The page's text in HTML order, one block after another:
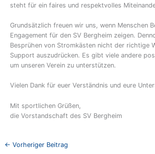
steht für ein faires und respektvolles
Grundsätzlich freuen wir uns, wenn Menschen
Engagement für den SV Bergheim zeigen.
Besprühen von Stromkästen nicht der richtige
Support auszudrücken. Es gibt viele andere
um unseren Verein zu unterstützen.
Vielen Dank für euer Verständnis und eure
Mit sportlichen Grüßen,
die Vorstandschaft des SV Bergheim
← Vorheriger Beitrag